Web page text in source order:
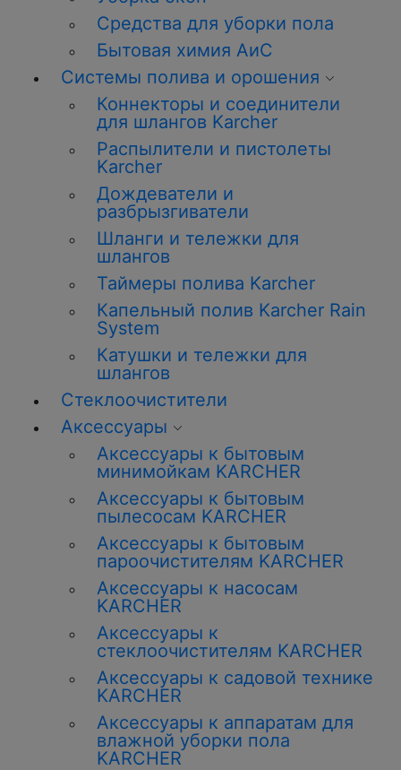
Средства для уборки пола
Бытовая химия АиС
Системы полива и орошения
Коннекторы и соединители
для шлангов Karcher
Распылители и пистолеты
Karcher
Дождеватели и
разбрызгиватели
Шланги и тележки для
шлангов
Таймеры полива Karcher
Капельный полив Karcher Rain
System
Катушки и тележки для
шлангов
Стеклоочистители
Аксессуары
Аксессуары к бытовым
минимойкам KARCHER
Аксессуары к бытовым
пылесосам KARCHER
Аксессуары к бытовым
пароочистителям KARCHER
Аксессуары к насосам
KARCHER
Аксессуары к
стеклоочистителям KARCHER
Аксессуары к садовой технике
KARCHER
Аксессуары к аппаратам для
влажной уборки пола
KARCHER